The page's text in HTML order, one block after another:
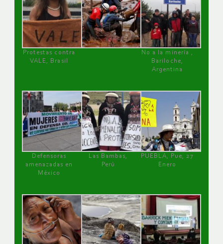
Protestas contra
VALE, Brasil
No a la minería ,
Bariloche,
Argentina
Defensoras
amenazadas en
México
Las Bambas,
Perú
PUEBLA, Pue, 27
Enero